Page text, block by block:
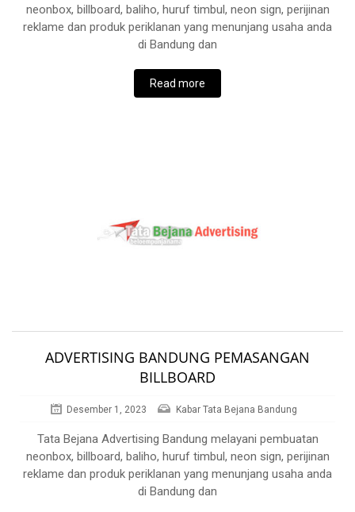
neonbox, billboard, baliho, huruf timbul, neon sign, perijinan
reklame dan produk periklanan yang menunjang usaha anda
di Bandung dan
Read more
ADVERTISING BANDUNG PEMASANGAN
BILLBOARD
Desember 1, 2023 Kabar Tata Bejana Bandung
Tata Bejana Advertising Bandung melayani pembuatan
neonbox, billboard, baliho, huruf timbul, neon sign, perijinan
reklame dan produk periklanan yang menunjang usaha anda
di Bandung dan